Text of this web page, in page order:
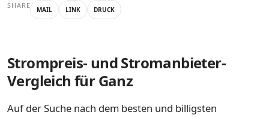
SHARE MAIL LINK DRUCK
Strompreis- und Stromanbieter-
Vergleich für Ganz
Auf der Suche nach dem besten und billigsten